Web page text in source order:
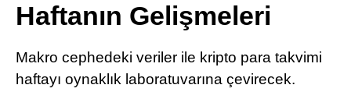
LinkedIn
Haftanın Gelişmeleri
Makro cephedeki veriler ile kripto para takvimi
haftayı oynaklık laboratuvarına çevirecek.